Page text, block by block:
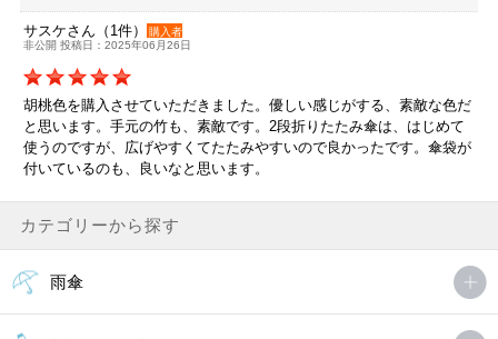
サスケさん（1件）
購入者
非公開 投稿日：2025年06月26日
胡桃色を購入させていただきました。優しい感じがする、素敵な色だ
と思います。手元の竹も、素敵です。2段折りたたみ傘は、はじめて
使うのですが、広げやすくてたたみやすいので良かったです。傘袋が
付いているのも、良いなと思います。
カテゴリーから探す
雨傘